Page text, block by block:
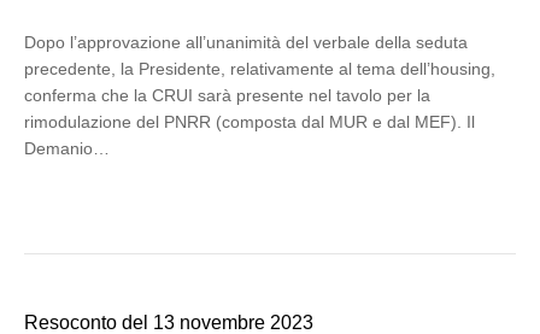
Dopo l’approvazione all’unanimità del verbale della seduta
precedente, la Presidente, relativamente al tema dell’housing,
conferma che la CRUI sarà presente nel tavolo per la
rimodulazione del PNRR (composta dal MUR e dal MEF). Il
Demanio…
Resoconto del 13 novembre 2023